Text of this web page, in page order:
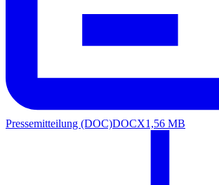
Pressemitteilung (DOC)DOCX1,56 MB